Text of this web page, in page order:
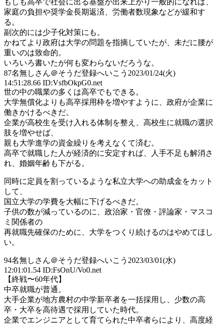
家庭の負担や奨学金長期返済、労働者数現象などが緩和す
る。
副次的には少子化対策にも。
かねてより政府は大学の問題を指摘していたが、未だに腰が
重いのは致命的。
いろいろ書いたが何も変わらないだろうな。
87名無しさん＠そうだ登録へいこう 2023/01/24(火)
14:51:28.66 ID:VsfbOkpG0.net
世の中の職業の多くは高卒でもできる。
大学無償化よりも高卒採用枠を増やすように、政府が企業に
働きかけるべきだ。
企業が高校生を受け入れる体制を整え、高校生に就職の選択
肢を増やせば、
親も大学進学の資金繰りを考えなくて済む。
高卒で就職した人が経済的に安定すれば、人手不足も解消さ
れ、婚姻年齢も下がる。
同時に定員を割っているような私立大学への助成金をカット
して、
国立大学の学費を大幅に下げるべきだ。
子供の数が減っているのに、政治家・官僚・評論家・マスコ
ミ関係者の
再就職先確保のために、大学をつくり続けるのはやめてほし
い。
94名無しさん＠そうだ登録へいこう 2023/03/01(水)
12:01:01.54 ID:FsOnU/Vo0.net
【終戦〜60年代】
中卒就職が普通。
大手企業が地方農村の中学新卒者を一括採用し、少数の高
卒・大卒を高待遇で採用していた時代。
企業でエンジニアとして育てられた中卒者らにより、高度経